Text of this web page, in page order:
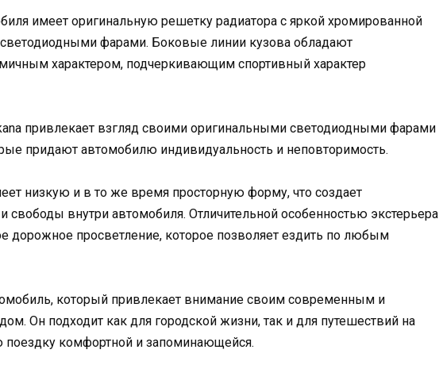
имеет оригинальную решетку радиатора с яркой хромированной
фарами. Боковые линии кузова обладают
характером, подчеркивающим спортивный характер
привлекает взгляд своими оригинальными светодиодными фарами
придают автомобилю индивидуальность и неповторимость.
низкую и в то же время просторную форму, что создает
свободы внутри автомобиля. Отличительной особенностью экстерьера
дорожное просветление, которое позволяет ездить по любым
который привлекает внимание своим современным и
Он подходит как для городской жизни, так и для путешествий на
поездку комфортной и запоминающейся.